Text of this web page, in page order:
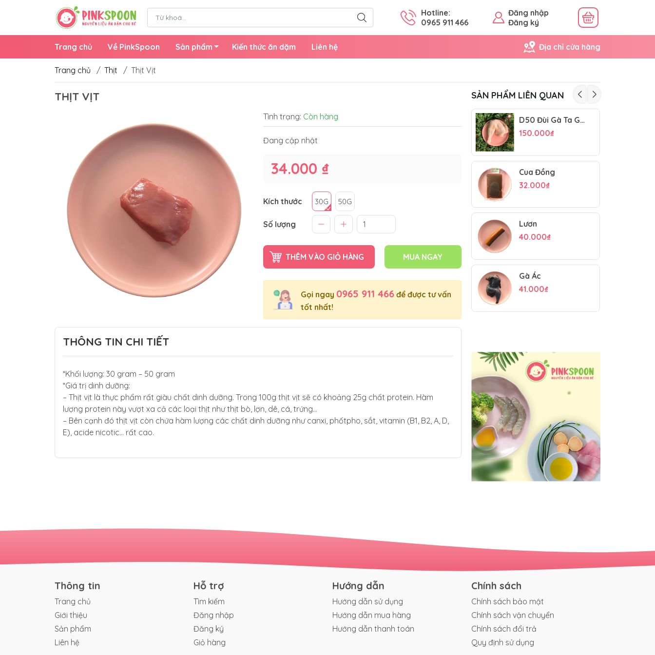
Hotline:
0965 911 466
Đăng nhập
Đăng ký
Trang chủ Về PinkSpoon Sản phẩm Kiến thức ăn dặm Liên hệ Địa chỉ cửa hàng
Trang chủ / Thịt / Thịt Vịt
THỊT VỊT
Tình trạng: Còn hàng
Đang cập nhật
34.000 ₫
Kích thước 30G 50G
Số lượng
THÊM VÀO GIỎ HÀNG MUA NGAY
Gọi ngay 0965 911 466để được tư vấn
tốt nhất!
THÔNG TIN CHI TIẾT
*Khối lượng: 30 gram – 50 gram
*Giá trị dinh dưỡng:
– Thịt vịt là thực phẩm rất giàu chất dinh dưỡng. Trong 100g thịt vịt sẽ có khoảng 25g chất protein. Hàm
lượng protein này vượt xa cả các loại thịt như thịt bò, lợn, dê, cá, trứng…
– Bên cạnh đó thịt vịt còn chứa hàm lượng các chất dinh dưỡng như canxi, phốtpho, sắt, vitamin (B1, B2, A, D,
E), acide nicotic… rất cao.
SẢN PHẨM LIÊN QUAN
D50 Đùi Gà Ta Góc Tư
150.000₫
Cua Đồng
32.000₫
Lươn
40.000₫
Gà Ác
41.000₫
Thông tin
Trang chủ
Giới thiệu
Sản phẩm
Liên hệ
Hỗ trợ
Tìm kiếm
Đăng nhập
Đăng ký
Giỏ hàng
Hướng dẫn
Hướng dẫn sử dụng
Hướng dẫn mua hàng
Hướng dẫn thanh toán
Chính sách
Chính sách bảo mật
Chính sách vận chuyển
Chính sách đổi trả
Quy định sử dụng